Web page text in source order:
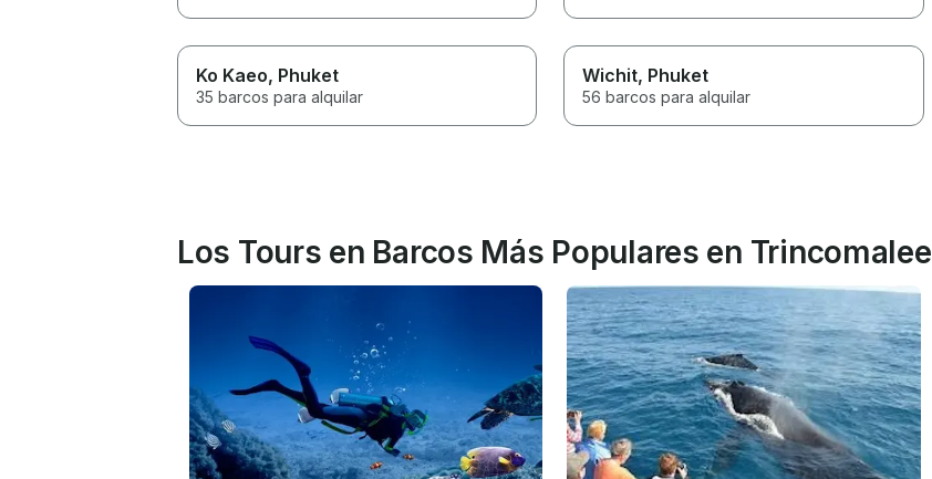
Ko Kaeo, Phuket
35 barcos para alquilar
Wichit, Phuket
56 barcos para alquilar
Los Tours en Barcos Más Populares en Trincomalee